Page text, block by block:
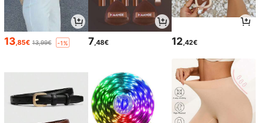
13 ,85€ 13,99€ -1% 7 ,48€ 12 ,42€